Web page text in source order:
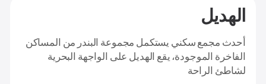
الهديل
أحدث مجمع سكني يستكمل مجموعة البندر من المساكن
الفاخرة الموجودة، يقع الهديل على الواجهة البحرية
لشاطئ الراحة